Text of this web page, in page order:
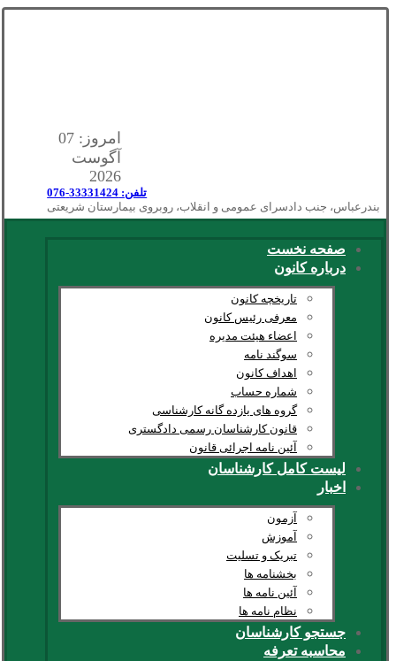
امروز: 07
آگوست
2026
تلفن: 33331424-076
بندرعباس، جنب دادسرای عمومی و انقلاب، روبروی بیمارستان شریعتی
صفحه نخست
درباره کانون
تاریخچه کانون
معرفی رئیس کانون
اعضاء هیئت مدیره
سوگند نامه
اهداف کانون
شماره حساب
گروه های یازده گانه کارشناسی
قانون کارشناسان رسمی دادگستری
آئین نامه اجرائی قانون
لیست کامل کارشناسان
اخبار
آزمون
آموزش
تبریک و تسلیت
بخشنامه ها
آئین نامه ها
نظام نامه ها
جستجو کارشناسان
محاسبه تعرفه